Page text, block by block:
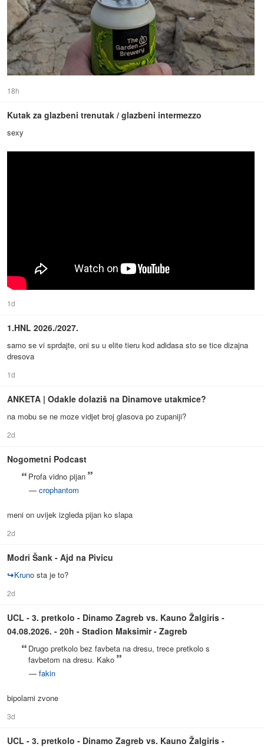
18h
Kutak za glazbeni trenutak / glazbeni intermezzo
sexy
1d
1.HNL 2026./2027.
samo se vi sprdajte, oni su u elite tieru kod adidasa sto se tice dizajna
dresova
1d
ANKETA | Odakle dolaziš na Dinamove utakmice?
na mobu se ne moze vidjet broj glasova po zupaniji?
2d
Nogometni Podcast
Profa vidno pijan
— crophantom
meni on uvijek izgleda pijan ko slapa
2d
Modri Šank - Ajd na Pivicu
↪Kruno sta je to?
2d
UCL - 3. pretkolo - Dinamo Zagreb vs. Kauno Žalgiris -
04.08.2026. - 20h - Stadion Maksimir - Zagreb
Drugo pretkolo bez favbeta na dresu, trece pretkolo s
favbetom na dresu. Kako
— fakin
bipolarni zvone
3d
UCL - 3. pretkolo - Dinamo Zagreb vs. Kauno Žalgiris -